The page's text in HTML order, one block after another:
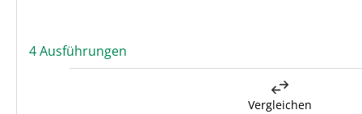
4 Ausführungen
Vergleichen